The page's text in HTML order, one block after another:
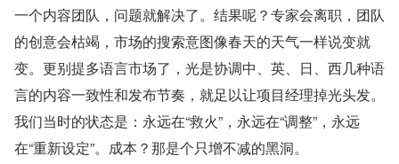
一个内容团队，问题就解决了。结果呢？专家会离职，团队
的创意会枯竭，市场的搜索意图像春天的天气一样说变就
变。更别提多语言市场了，光是协调中、英、日、西几种语
言的内容一致性和发布节奏，就足以让项目经理掉光头发。
我们当时的状态是：永远在“救火”，永远在“调整”，永远
在“重新设定”。成本？那是个只增不减的黑洞。